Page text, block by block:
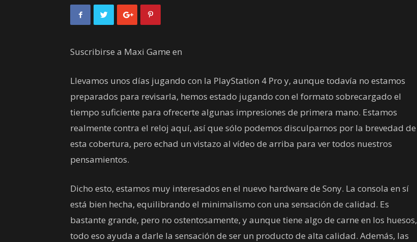
Suscribirse a Maxi Game en
Llevamos unos días jugando con la PlayStation 4 Pro y, aunque todavía no estamos
preparados para revisarla, hemos estado jugando con el formato sobrecargado el
tiempo suficiente para ofrecerte algunas impresiones de primera mano. Estamos
realmente contra el reloj aquí, así que sólo podemos disculparnos por la brevedad de
esta cobertura, pero echad un vistazo al vídeo de arriba para ver todos nuestros
pensamientos.
Dicho esto, estamos muy interesados en el nuevo hardware de Sony. La consola en sí
está bien hecha, equilibrando el minimalismo con una sensación de calidad. Es
bastante grande, pero no ostentosamente, y aunque tiene algo de carne en los huesos,
todo eso ayuda a darle la sensación de ser un producto de alta calidad. Además, las